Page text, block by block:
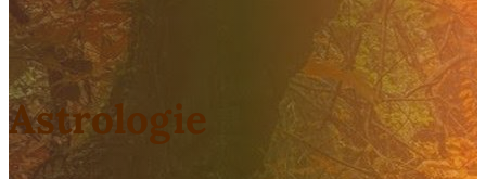
Astrologie